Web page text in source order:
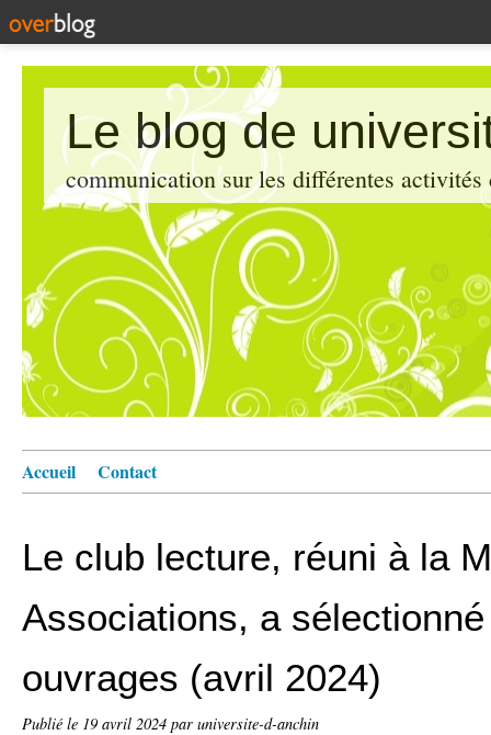
Le blog de
communication sur les différentes
Accueil Contact
Le club lecture, réuni à la
Associations, a
ouvrages (avril 2024)
Publié le 19 avril 2024 par universite-d-anchin